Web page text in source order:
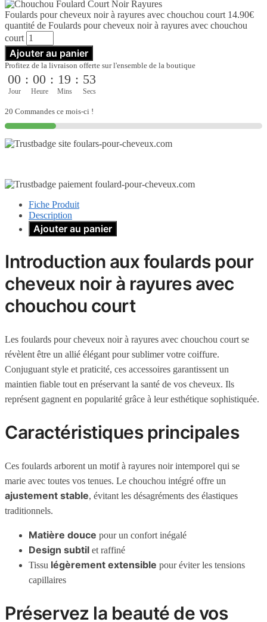
Foulards pour cheveux noir à rayures avec chouchou court 14.90€
quantité de Foulards pour cheveux noir à rayures avec chouchou
court
Ajouter au panier
Profitez de la livraison offerte sur l'ensemble de la boutique
00
Jour
: 00
Heure
: 19
Mins
: 51
Secs
20 Commandes ce mois-ci !
Fiche Produit
Description
Ajouter au panier
Introduction aux foulards pour
cheveux noir à rayures avec
chouchou court
Les foulards pour cheveux noir à rayures avec chouchou court se
révèlent être un allié élégant pour sublimer votre coiffure.
Conjuguant style et praticité, ces accessoires garantissent un
maintien fiable tout en préservant la santé de vos cheveux. Ils
représent gagnent en popularité grâce à leur esthétique sophistiquée.
Caractéristiques principales
Ces foulards arborent un motif à rayures noir intemporel qui se
marie avec toutes vos tenues. Le chouchou intégré offre un
ajustement stable, évitant les désagréments des élastiques
traditionnels.
Matière douce pour un confort inégalé
Design subtil et raffiné
Tissu légèrement extensible pour éviter les tensions
capillaires
Préservez la beauté de vos